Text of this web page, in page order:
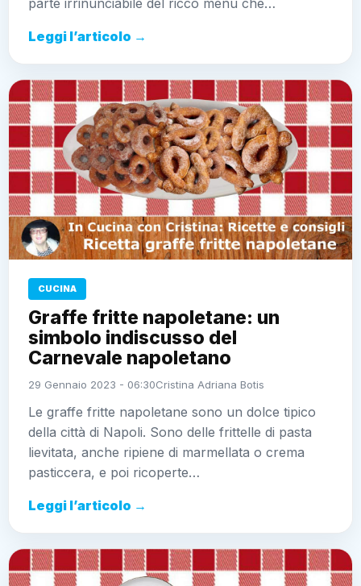
Leggi l’articolo →
CUCINA
Graffe fritte napoletane: un
simbolo indiscusso del
Carnevale napoletano
29 Gennaio 2023 - 06:30Cristina Adriana Botis
Le graffe fritte napoletane sono un dolce tipico
della città di Napoli. Sono delle frittelle di pasta
lievitata, anche ripiene di marmellata o crema
pasticcera, e poi ricoperte…
Leggi l’articolo →